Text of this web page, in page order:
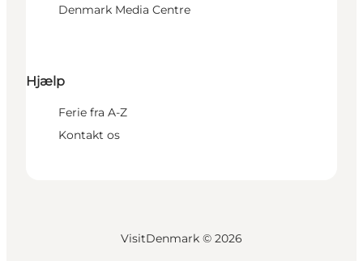
Denmark Media Centre
Hjælp
Ferie fra A-Z
Kontakt os
VisitDenmark © 2026